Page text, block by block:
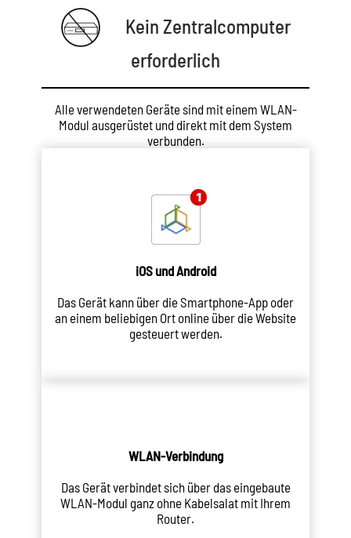
Kein Zentralcomputer
erforderlich
Alle verwendeten Geräte sind mit einem WLAN-
Modul ausgerüstet und direkt mit dem System
verbunden.
iOS und Android
Das Gerät kann über die Smartphone-App oder
an einem beliebigen Ort online über die Website
gesteuert werden.
WLAN-Verbindung
Das Gerät verbindet sich über das eingebaute
WLAN-Modul ganz ohne Kabelsalat mit Ihrem
Router.